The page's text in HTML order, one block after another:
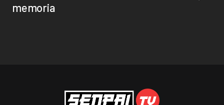
memoria